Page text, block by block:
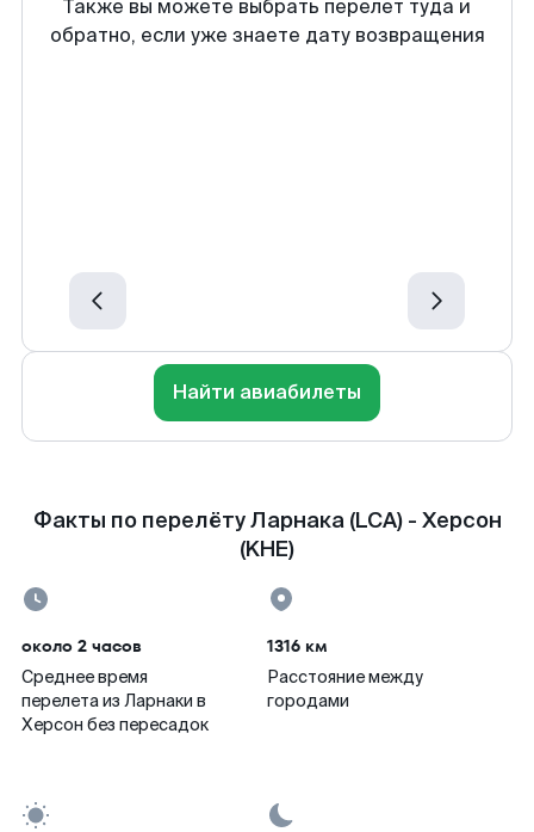
Также вы можете выбрать перелет туда и
обратно, если уже знаете дату возвращения
Найти авиабилеты
Факты по перелёту Ларнака (LCA) - Херсон
(KHE)
около 2 часов
Среднее время
перелета из Ларнаки в
Херсон без пересадок
1316 км
Расстояние между
городами